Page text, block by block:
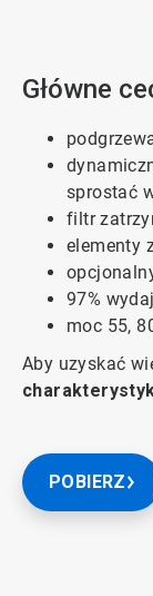
Główne
sprostać
filtr
elementy
97%
moc 55,
Aby uzyskać
POBIERZ